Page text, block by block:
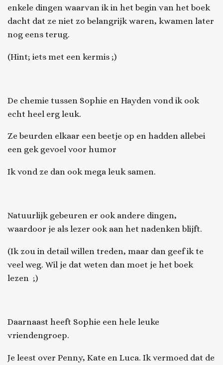
enkele dingen waarvan ik in het begin van het boek
dacht dat ze niet zo belangrijk waren, kwamen later
nog eens terug.
(Hint; iets met een kermis ;)
De chemie tussen Sophie en Hayden vond ik ook
echt heel erg leuk.
Ze beurden elkaar een beetje op en hadden allebei
een gek gevoel voor humor
Ik vond ze dan ook mega leuk samen.
Natuurlijk gebeuren er ook andere dingen,
waardoor je als lezer ook aan het nadenken blijft.
(Ik zou in detail willen treden, maar dan geef ik te
veel weg. Wil je dat weten dan moet je het boek
lezen ;)
Daarnaast heeft Sophie een hele leuke
vriendengroep.
Je leest over Penny, Kate en Luca. Ik vermoed dat de